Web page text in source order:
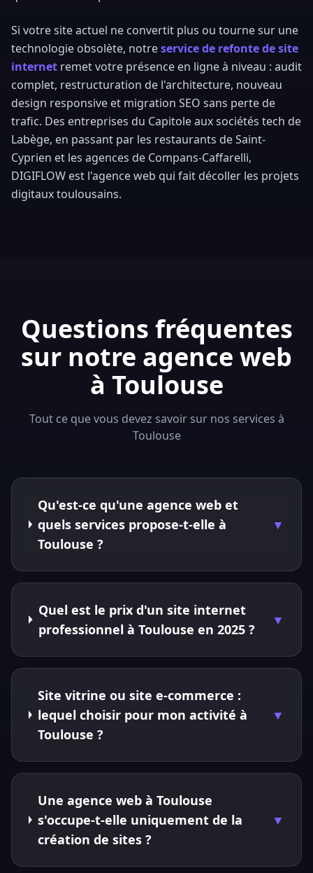
Si votre site actuel ne convertit plus ou tourne sur une
technologie obsolète, notreservice de refonte de site
internet remet votre présence en ligne à niveau : audit
complet, restructuration de l'architecture, nouveau
design responsive et migration SEO sans perte de
trafic. Des entreprises du Capitole aux sociétés tech de
Labège, en passant par les restaurants de Saint-
Cyprien et les agences de Compans-Caffarelli,
DIGIFLOW est l'agence web qui fait décoller les projets
digitaux toulousains.
Questions fréquentes
sur notre agence web
à Toulouse
Tout ce que vous devez savoir sur nos services à
Toulouse
Qu'est-ce qu'une agence web et
quels services propose-t-elle à
Toulouse ?
▼
Quel est le prix d'un site internet
professionnel à Toulouse en 2025 ?
▼
Site vitrine ou site e-commerce :
lequel choisir pour mon activité à
Toulouse ?
▼
Une agence web à Toulouse
s'occupe-t-elle uniquement de la
création de sites ?
▼